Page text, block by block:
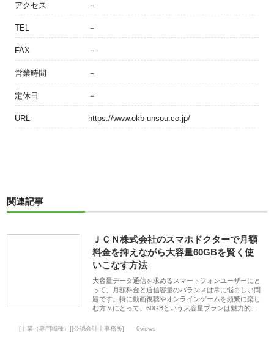
アクセス －
TEL －
FAX －
営業時間 －
定休日 －
URL https://www.okb-unsou.co.jp/
関連記事
ＪＣＮ株式会社のスマホドクターで月額
料金を抑えながら大容量60GBを賢く使
いこなす方法
大容量データ通信を求めるスマートフォンユーザーにと
って、月額料金と通信容量のバランスは常に悩ましい問
題です。特に動画視聴やオンラインゲームを頻繁に楽し
む方々にとって、60GBという大容量プランは魅力的…
[士業（専門職種）][公認会計士事務所] 0views